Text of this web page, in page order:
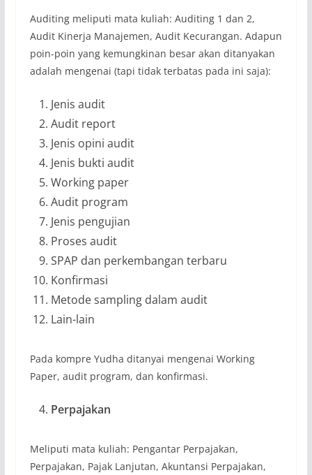
Auditing meliputi mata kuliah: Auditing 1 dan 2,
Audit Kinerja Manajemen, Audit Kecurangan. Adapun
poin-poin yang kemungkinan besar akan ditanyakan
adalah mengenai (tapi tidak terbatas pada ini saja):
Jenis audit
Audit report
Jenis opini audit
Jenis bukti audit
Working paper
Audit program
Jenis pengujian
Proses audit
SPAP dan perkembangan terbaru
Konfirmasi
Metode sampling dalam audit
Lain-lain
Pada kompre Yudha ditanyai mengenai Working
Paper, audit program, dan konfirmasi.
Perpajakan
Meliputi mata kuliah: Pengantar Perpajakan,
Perpajakan, Pajak Lanjutan, Akuntansi Perpajakan,